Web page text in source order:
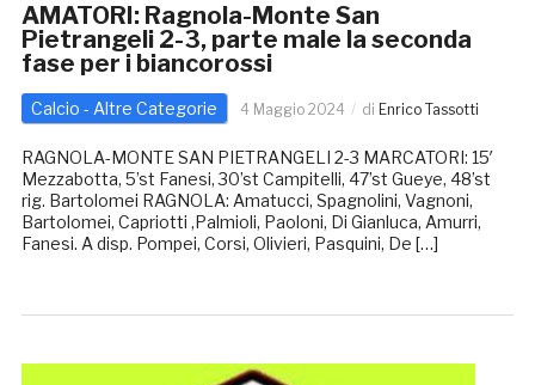
AMATORI: Ragnola-Monte San
Pietrangeli 2-3, parte male la seconda
fase per i biancorossi
Calcio - Altre Categorie 4 Maggio 2024 di Enrico Tassotti
RAGNOLA-MONTE SAN PIETRANGELI 2-3 MARCATORI: 15′
Mezzabotta, 5’st Fanesi, 30’st Campitelli, 47’st Gueye, 48’st
rig. Bartolomei RAGNOLA: Amatucci, Spagnolini, Vagnoni,
Bartolomei, Capriotti ,Palmioli, Paoloni, Di Gianluca, Amurri,
Fanesi. A disp. Pompei, Corsi, Olivieri, Pasquini, De […]